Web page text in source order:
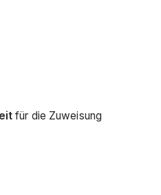
für die Zuweisung